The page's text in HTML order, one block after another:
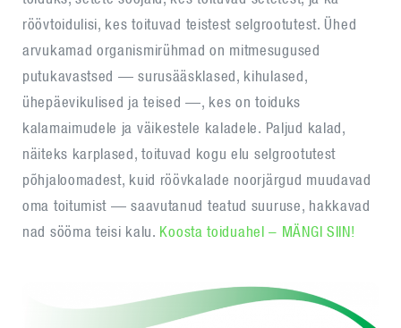
röövtoidulisi, kes toituvad teistest selgrootutest. Ühed
arvukamad organismirühmad on mitmesugused
putukavastsed — surusääsklased, kihulased,
ühepäevikulised ja teised —, kes on toiduks
kalamaimudele ja väikestele kaladele. Paljud kalad,
näiteks karplased, toituvad kogu elu selgrootutest
põhjaloomadest, kuid röövkalade noorjärgud muudavad
oma toitumist — saavutanud teatud suuruse, hakkavad
nad sööma teisi kalu. Koosta toiduahel – MÄNGI SIIN!